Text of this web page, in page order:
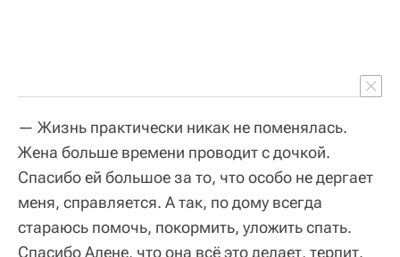
— Жизнь практически никак не поменялась.
Жена больше времени проводит с дочкой.
Спасибо ей большое за то, что особо не дергает
меня, справляется. А так, по дому всегда
стараюсь помочь, покормить, уложить спать.
Спасибо Алене, что она всё это делает, терпит.